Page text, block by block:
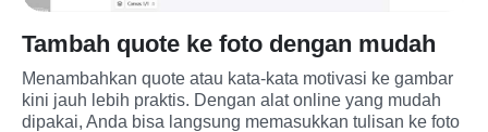
Tambah quote ke foto dengan mudah
Menambahkan quote atau kata-kata motivasi ke gambar
kini jauh lebih praktis. Dengan alat online yang mudah
dipakai, Anda bisa langsung memasukkan tulisan ke foto